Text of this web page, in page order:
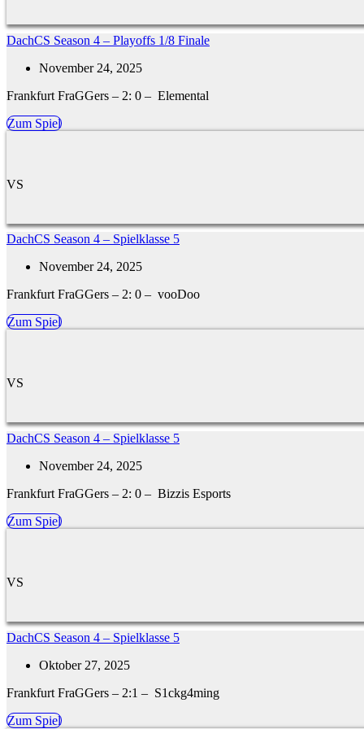
DachCS Season 4 – Playoffs 1/8 Finale
November 24, 2025
Frankfurt FraGGers – 2: 0 – Elemental
Zum Spiel
VS
DachCS Season 4 – Spielklasse 5
November 24, 2025
Frankfurt FraGGers – 2: 0 – vooDoo
Zum Spiel
VS
DachCS Season 4 – Spielklasse 5
November 24, 2025
Frankfurt FraGGers – 2: 0 – Bizzis Esports
Zum Spiel
VS
DachCS Season 4 – Spielklasse 5
Oktober 27, 2025
Frankfurt FraGGers – 2:1 – S1ckg4ming
Zum Spiel